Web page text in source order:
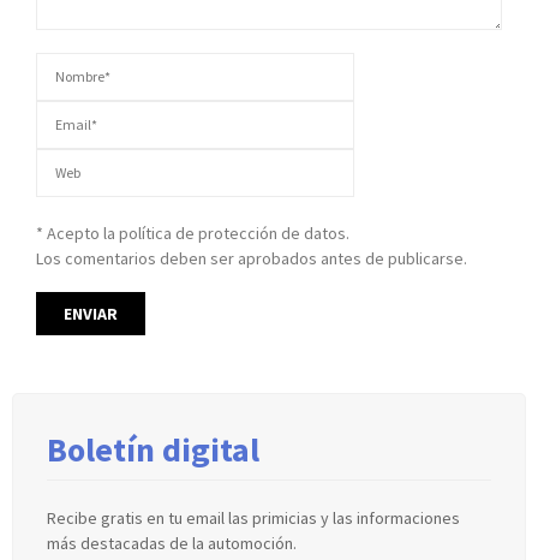
* Acepto la política de protección de datos.
Los comentarios deben ser aprobados antes de publicarse.
Boletín digital
Recibe gratis en tu email las primicias y las informaciones
más destacadas de la automoción.